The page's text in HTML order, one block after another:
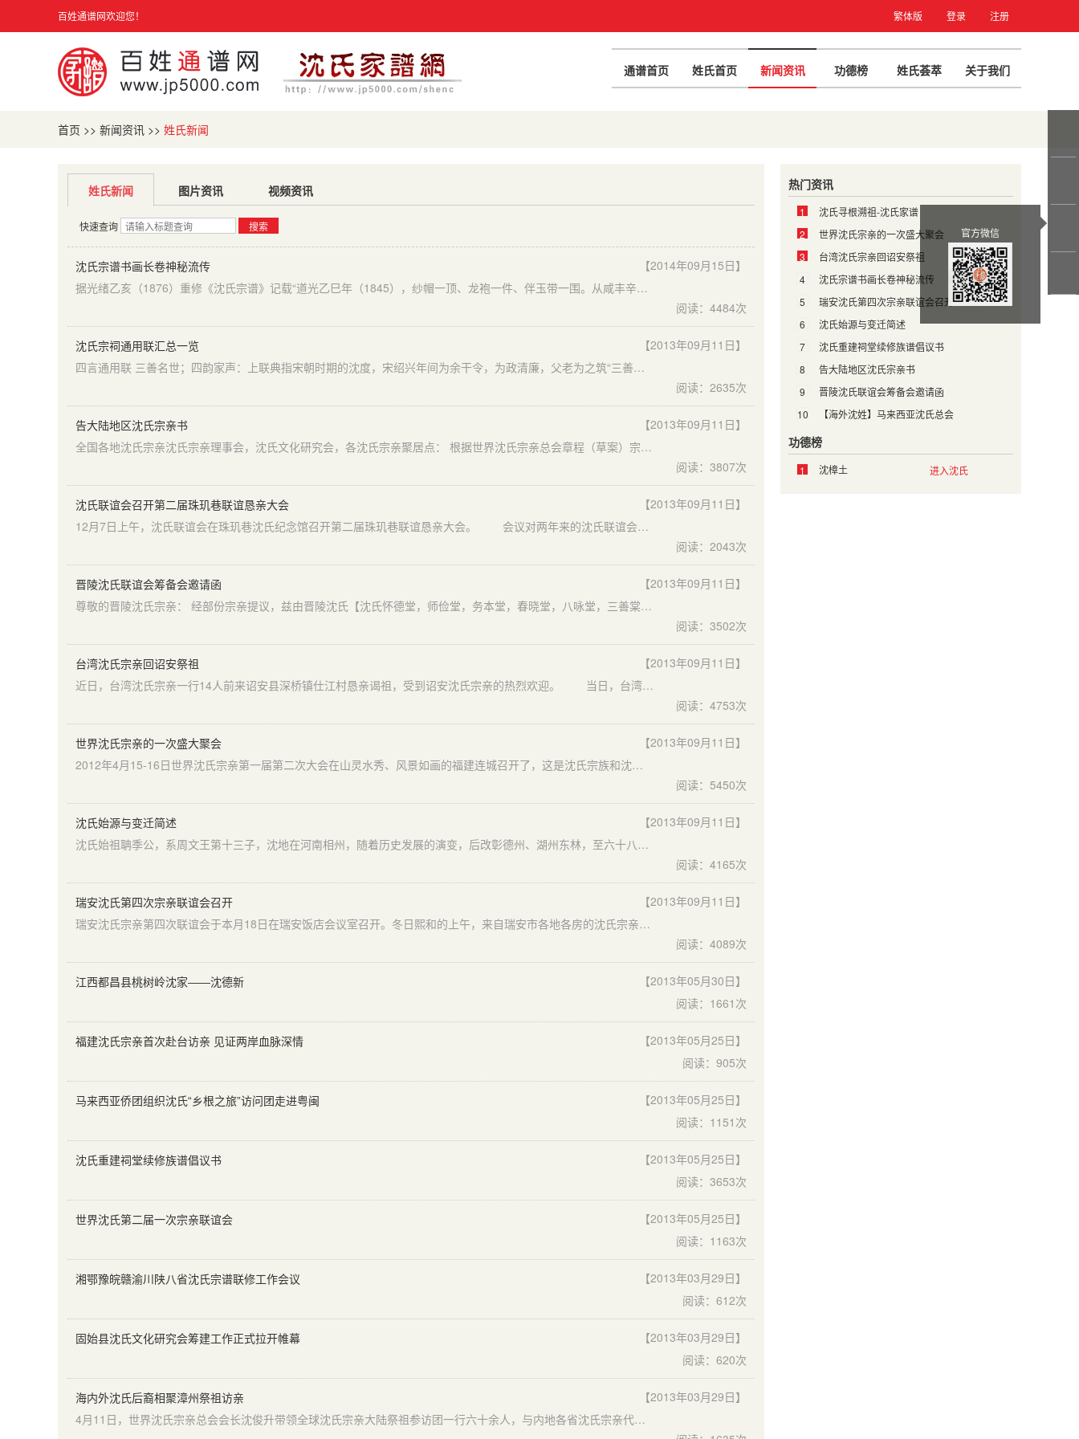
百姓通谱网欢迎您！ 繁体版 登录 注册
通谱首页 姓氏首页 新闻资讯 功德榜 姓氏荟萃 关于我们
首页 >> 新闻资讯 >> 姓氏新闻
热门资讯
1
沈氏寻根溯祖-沈氏家谱
2
世界沈氏宗亲的一次盛大聚会
3
台湾沈氏宗亲回诏安祭祖
4
沈氏宗谱书画长卷神秘流传
5
瑞安沈氏第四次宗亲联谊会召开
6
沈氏始源与变迁简述
7
沈氏重建祠堂续修族谱倡议书
8
告大陆地区沈氏宗亲书
9
晋陵沈氏联谊会筹备会邀请函
10
【海外沈姓】马来西亚沈氏总会
功德榜
1 沈樟土 进入沈氏
姓氏新闻 图片资讯 视频资讯
快速查询 搜索
【2014年09月15日】
沈氏宗谱书画长卷神秘流传
据光绪乙亥（1876）重修《沈氏宗谱》记载“道光乙巳年（1845），纱帽一顶、龙袍一件、伴玉带一围。从咸丰辛酉（1861）年兵燹时遗失，故今无考。手卷一轴志春收藏”。该沈氏宗谱书画长卷长17.4米，宽0.34米，宣纸质，绫边，书法16幅、画像16幅。
阅读：4484次
【2013年09月11日】
沈氏宗祠通用联汇总一览
四言通用联 三善名世；四韵家声：上联典指宋朝时期的沈度，宋绍兴年间为余干令，为政清廉，父老为之筑“三善堂”(三善指田无废土、市无遗民、狱无宿系)。下联典指南朝宋国的沈约，首创“四声”之说。 四声作谱；三善名堂：上联典指南朝宋国的沈约。下联典指宋朝时期的沈度。
阅读：2635次
【2013年09月11日】
告大陆地区沈氏宗亲书
全国各地沈氏宗亲沈氏宗亲理事会，沈氏文化研究会，各沈氏宗亲聚居点： 根据世界沈氏宗亲总会章程（草案）宗旨：联合世界各地沈氏宗亲，弘扬祖德，启迪后进；固本溯源，传承宗风；推动世界沈氏宗亲社群互助交流，维系血脉；沟通情感；团结合作；共谋发展。
阅读：3807次
【2013年09月11日】
沈氏联谊会召开第二届珠玑巷联谊恳亲大会
12月7日上午，沈氏联谊会在珠玑巷沈氏纪念馆召开第二届珠玑巷联谊恳亲大会。 会议对两年来的沈氏联谊会工作进行回顾，展望了下一阶段的工作。自2006年沈氏纪念馆在珠玑巷竣工并举行首届沈氏珠玑联谊恳亲大会后，沈氏后裔进一步完善了纪念馆的基本建设，初步建起了沈氏展览馆，加强了沈氏源流的探究和整理工作
阅读：2043次
【2013年09月11日】
晋陵沈氏联谊会筹备会邀请函
尊敬的晋陵沈氏宗亲： 经部份宗亲提议，兹由晋陵沈氏【沈氏怀德堂，师俭堂，务本堂，春晓堂，八咏堂，三善棠，金鹅堂，宝忠堂，声远堂，笃亲堂，九思堂，世除堂】部份宗亲开会商议，计划成立江苏晋陵沈氏宗亲联谊会，海纳广大族亲意见，诚邀您参加座谈。 具体会议议程安排如下：
阅读：3502次
【2013年09月11日】
台湾沈氏宗亲回诏安祭祖
近日，台湾沈氏宗亲一行14人前来诏安县深桥镇仕江村恳亲谒祖，受到诏安沈氏宗亲的热烈欢迎。 当日，台湾沈氏宗亲先后祭祀了诏安沈氏一世、四世、观音山祖坟和仕江村祖庙，并参观了沈氏两座祖祠堂。恳亲团领队、台湾泰安宫管委会主任委员沈俊升在座谈会上说，台湾、诏安两地沈氏一脉相承，
阅读：4753次
【2013年09月11日】
世界沈氏宗亲的一次盛大聚会
2012年4月15-16日世界沈氏宗亲第一届第二次大会在山灵水秀、风景如画的福建连城召开了，这是沈氏宗族和沈氏宗亲们的大喜事。有来自世界各地，港、澳、台湾地区和部分省市各地沈氏宗亲42个代表队，共有1000多人参加活动。浙江瑞安沈氏宗亲联谊会86岁的沈夏淦先生，不远千里特地从山东淄博赶来参加，他深有感触的说：“我们都是同宗，同根，同血缘的，联谊活动将世界各地的沈氏宗亲凝聚在一起，沈氏宗族兴旺发达有
阅读：5450次
【2013年09月11日】
沈氏始源与变迁简述
沈氏始祖聃季公，系周文王第十三子，沈地在河南相州，随着历史发展的演变，后改彰德州、湖州东林，至六十八世祖“千一公”亲叔伯兄弟八人，在宋朝建炎年间为避兵灾之乱，除“千六公”留守湖州东林之祖，其七兄弟各择里徙，居于溧阳城南偃、宜兴城南伏岭郎埠镇常州城南黄土岸溧阳城西南渡桥新安城北橝木圩溧水之漆桥，分为八处定居，为千百年后分迁各地之子孙便于查寻宗祖之根源，兄弟八人于宋谱中编定 孝 悌 忠 信 礼 义 廉 耻 八字为号令，即大宗之源分为小宗之祖。
阅读：4165次
【2013年09月11日】
瑞安沈氏第四次宗亲联谊会召开
瑞安沈氏宗亲第四次联谊会于本月18日在瑞安饭店会议室召开。冬日熙和的上午，来自瑞安市各地各房的沈氏宗亲和外地沈氏宗亲代表130多人相继来到会场，他们有从山东淄博、福建武夷、青田特地赶来参加会议的瑞安宗亲，有来自温州、平阳、苍南、泰顺的沈氏宗亲代表，大家在相隔两周年后又一次相聚在一起共叙亲情，气氛温馨和谐，共同祝愿沈氏宗族兴旺发达。
阅读：4089次
【2013年05月30日】
江西都昌县桃树岭沈家——沈德新
阅读：1661次
【2013年05月25日】
福建沈氏宗亲首次赴台访亲 见证两岸血脉深情
阅读：905次
【2013年05月25日】
马来西亚侨团组织沈氏“乡根之旅”访问团走进粤闽
阅读：1151次
【2013年05月25日】
沈氏重建祠堂续修族谱倡议书
阅读：3653次
【2013年05月25日】
世界沈氏第二届一次宗亲联谊会
阅读：1163次
【2013年03月29日】
湘鄂豫皖赣渝川陕八省沈氏宗谱联修工作会议
阅读：612次
【2013年03月29日】
固始县沈氏文化研究会筹建工作正式拉开帷幕
阅读：620次
【2013年03月29日】
海内外沈氏后裔相聚漳州祭祖访亲
4月11日，世界沈氏宗亲总会会长沈俊升带领全球沈氏宗亲大陆祭祖参访团一行六十余人，与内地各省沈氏宗亲代表近百人相聚漳州芗城敬祖访亲。天宝镇的沈氏乡亲敲起腰鼓，跳起大鼓凉伞，舞起南狮，以独具地方特色的民间文艺表演，欢迎远道而来的沈氏乡亲参访团。
官方微信